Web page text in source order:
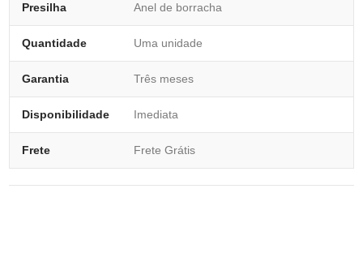
Presilha Anel de borracha
Quantidade Uma unidade
Garantia Três meses
Disponibilidade Imediata
Frete Frete Grátis